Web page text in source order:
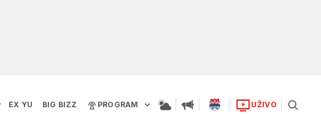
EX YU BIG BIZZ PROGRAM UŽIVO